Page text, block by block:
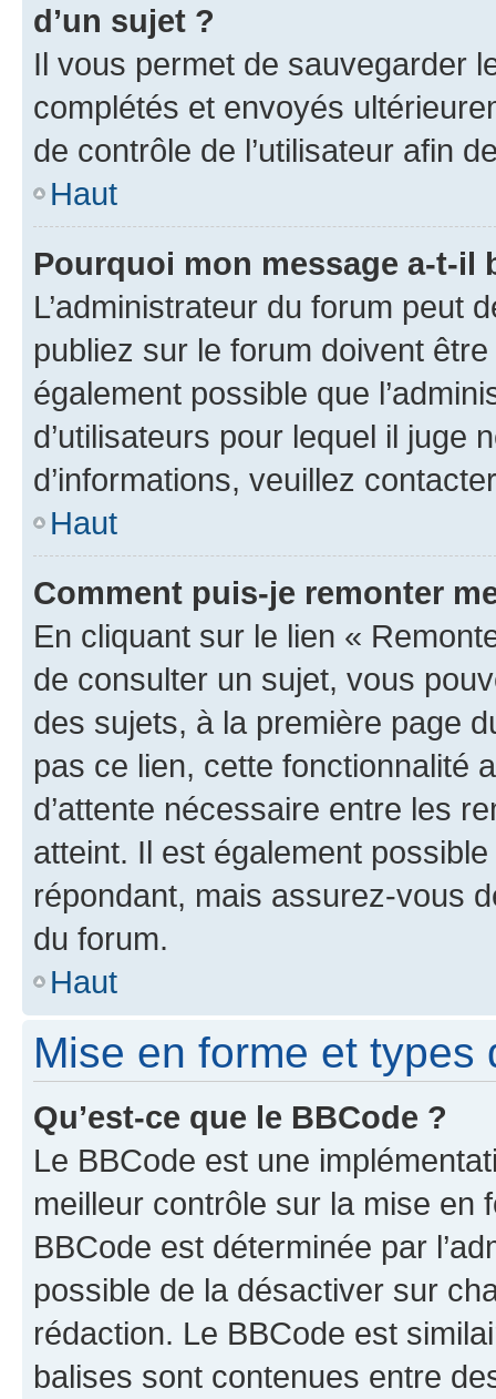
d’un sujet ?
Il vous permet de sauvegarder
complétés et envoyés
de contrôle de l’utilisateur afin
Haut
Pourquoi mon message a-t-il
L’administrateur du forum peut
publiez sur le forum doivent
également possible que
d’utilisateurs pour lequel il juge
d’informations, veuillez
Haut
Comment puis-je remonter
En cliquant sur le lien «
de consulter un sujet, vous
des sujets, à la première page
pas ce lien, cette fonctionnalité
d’attente nécessaire entre les
atteint. Il est également
répondant, mais assurez-vous
du forum.
Haut
Mise en forme et types
Qu’est-ce que le BBCode ?
Le BBCode est une
meilleur contrôle sur la mise en
BBCode est déterminée par
possible de la désactiver sur
rédaction. Le BBCode est
balises sont contenues entre